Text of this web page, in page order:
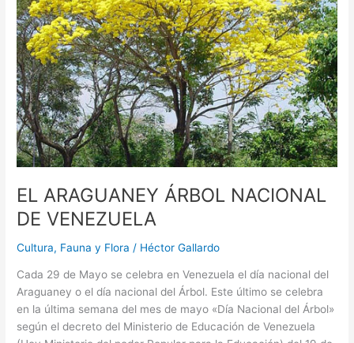
EL ARAGUANEY ÁRBOL NACIONAL
DE VENEZUELA
Cultura, Fauna y Flora / Héctor Gallardo
Cada 29 de Mayo se celebra en Venezuela el día nacional del
Araguaney o el día nacional del Árbol. Este último se celebra
en la última semana del mes de mayo «Día Nacional del Árbol»
según el decreto del Ministerio de Educación de Venezuela